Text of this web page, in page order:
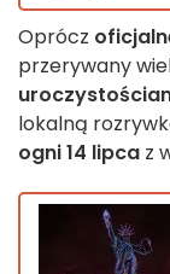
Oprócz
przerywany
lokalną
ogni 14 lipca z